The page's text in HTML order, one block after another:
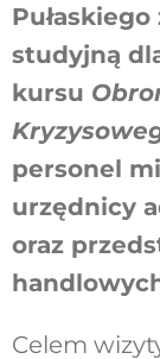
studyjną
kursu
personel
urzędnicy
oraz
Celem